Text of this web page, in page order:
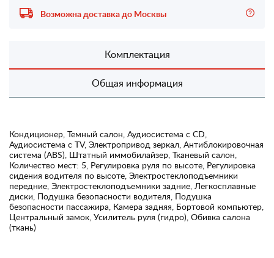
Возможна доставка до Москвы
Комплектация
Общая информация
Кондиционер, Темный салон, Аудиосистема с CD,
Аудиосистема с TV, Электропривод зеркал, Антиблокировочная
система (ABS), Штатный иммобилайзер, Тканевый салон,
Количество мест: 5, Регулировка руля по высоте, Регулировка
сидения водителя по высоте, Электростеклоподъемники
передние, Электростеклоподъемники задние, Легкосплавные
диски, Подушка безопасности водителя, Подушка
безопасности пассажира, Камера задняя, Бортовой компьютер,
Центральный замок, Усилитель руля (гидро), Обивка салона
(ткань)